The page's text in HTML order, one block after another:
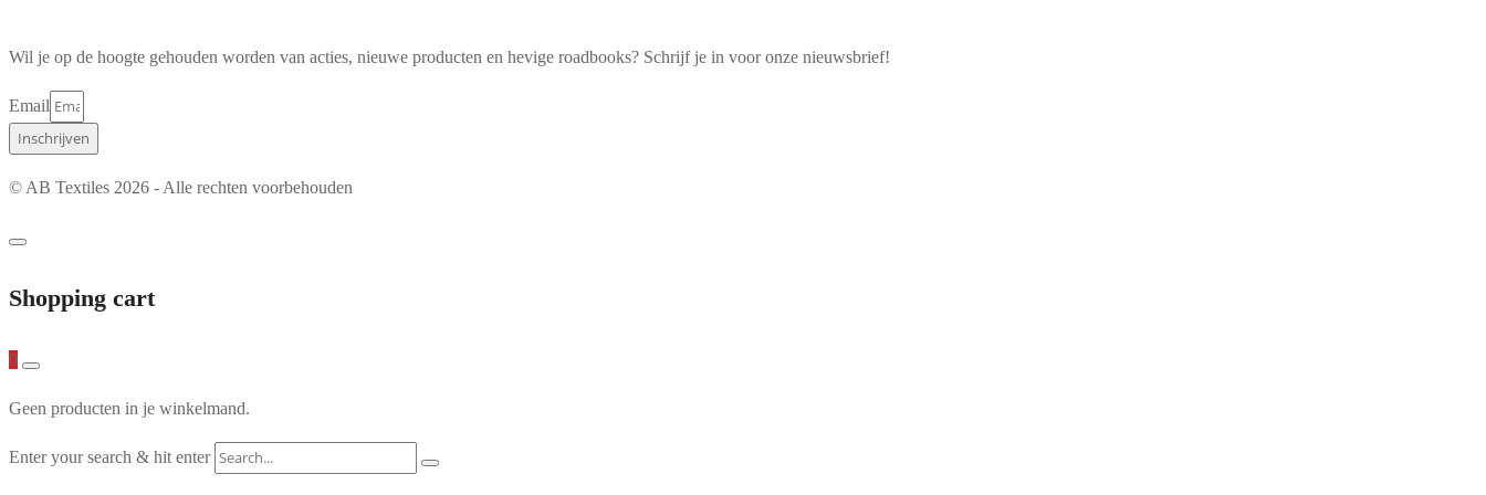
Wil je op de hoogte gehouden worden van acties, nieuwe producten en hevige roadbooks? Schrijf je in voor onze nieuwsbrief!
Email
Inschrijven
© AB Textiles 2026 - Alle rechten voorbehouden
Shopping cart
0
Geen producten in je winkelmand.
Enter your search & hit enter